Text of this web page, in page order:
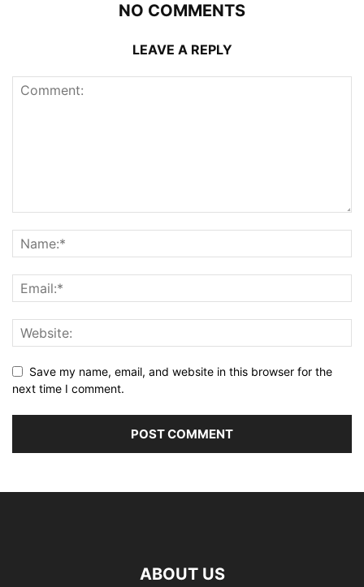
NO COMMENTS
LEAVE A REPLY
Save my name, email, and website in this browser for the
next time I comment.
ABOUT US